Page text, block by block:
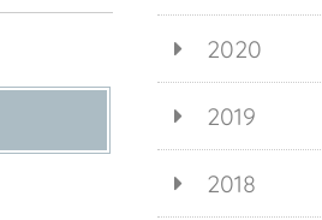
2020
2019
2018